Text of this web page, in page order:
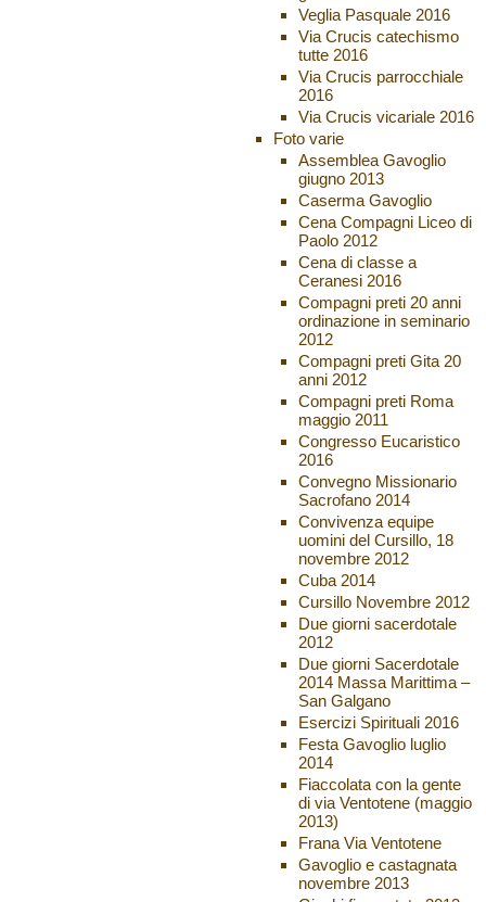
Veglia Pasquale 2016
Via Crucis catechismo
tutte 2016
Via Crucis parrocchiale
2016
Via Crucis vicariale 2016
Foto varie
Assemblea Gavoglio
giugno 2013
Caserma Gavoglio
Cena Compagni Liceo di
Paolo 2012
Cena di classe a
Ceranesi 2016
Compagni preti 20 anni
ordinazione in seminario
2012
Compagni preti Gita 20
anni 2012
Compagni preti Roma
maggio 2011
Congresso Eucaristico
2016
Convegno Missionario
Sacrofano 2014
Convivenza equipe
uomini del Cursillo, 18
novembre 2012
Cuba 2014
Cursillo Novembre 2012
Due giorni sacerdotale
2012
Due giorni Sacerdotale
2014 Massa Marittima –
San Galgano
Esercizi Spirituali 2016
Festa Gavoglio luglio
2014
Fiaccolata con la gente
di via Ventotene (maggio
2013)
Frana Via Ventotene
Gavoglio e castagnata
novembre 2013